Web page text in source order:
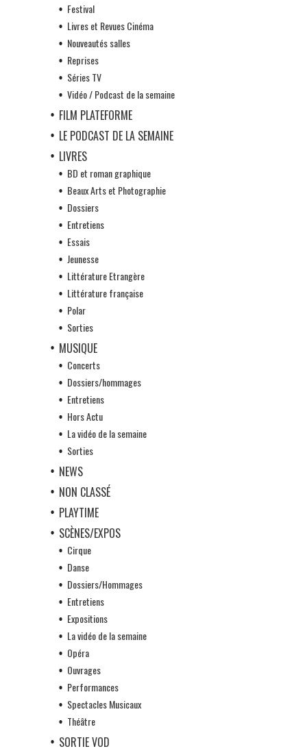
Festival
Livres et Revues Cinéma
Nouveautés salles
Reprises
Séries TV
Vidéo / Podcast de la semaine
FILM PLATEFORME
LE PODCAST DE LA SEMAINE
LIVRES
BD et roman graphique
Beaux Arts et Photographie
Dossiers
Entretiens
Essais
Jeunesse
Littérature Etrangère
Littérature française
Polar
Sorties
MUSIQUE
Concerts
Dossiers/hommages
Entretiens
Hors Actu
La vidéo de la semaine
Sorties
NEWS
NON CLASSÉ
PLAYTIME
SCÈNES/EXPOS
Cirque
Danse
Dossiers/Hommages
Entretiens
Expositions
La vidéo de la semaine
Opéra
Ouvrages
Performances
Spectacles Musicaux
Théâtre
SORTIE VOD